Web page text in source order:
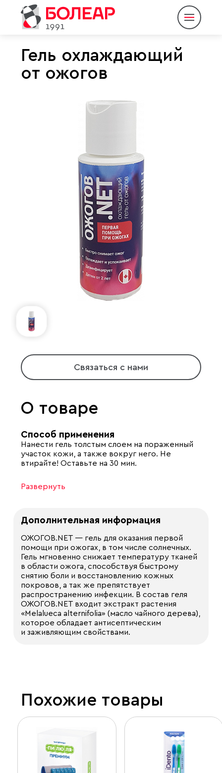
О компании
Гель охлаждающий
от ожогов
Связаться с нами
О товаре
Способ применения
Нанести гель толстым слоем на пораженный
участок кожи, а также вокруг него. Не
втирайте! Оставьте на 30 мин.
Развернуть
Дополнительная информация
ОЖОГОВ.NET — гель для оказания первой
помощи при ожогах, в том числе солнечных.
Гель мгновенно снижает температуру тканей
в области ожога, способствуя быстрому
снятию боли и восстановлению кожных
покровов, а так же препятствует
распространению инфекции. В состав геля
ОЖОГОВ.NET входит экстракт растения
«Melalueca alternifolia» (масло чайного дерева),
которое обладает антисептическим
и заживляющим свойствами.
Похожие товары